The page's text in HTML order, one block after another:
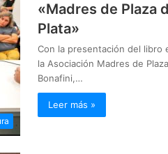
«Madres de Plaza
Plata»
Con la presentación del libro
la Asociación Madres de
Bonafini,…
Leer más »